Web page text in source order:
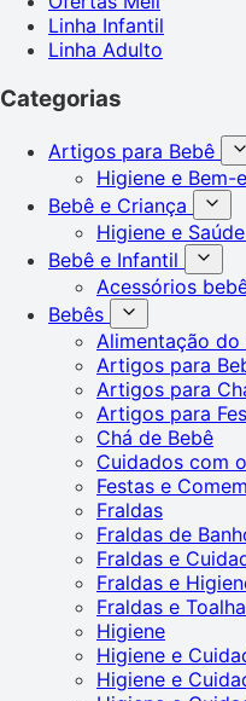
Linha Infantil
Linha Adulto
Categorias
Artigos para Bebê
Higiene e Bem-
Bebê e Criança
Higiene e
Bebê e Infantil
Acessórios
Bebês
Alimentação do
Artigos para
Artigos para
Artigos para
Chá de Bebê
Cuidados com
Festas e
Fraldas
Fraldas de
Fraldas e
Fraldas e
Fraldas e
Higiene
Higiene e
Higiene e